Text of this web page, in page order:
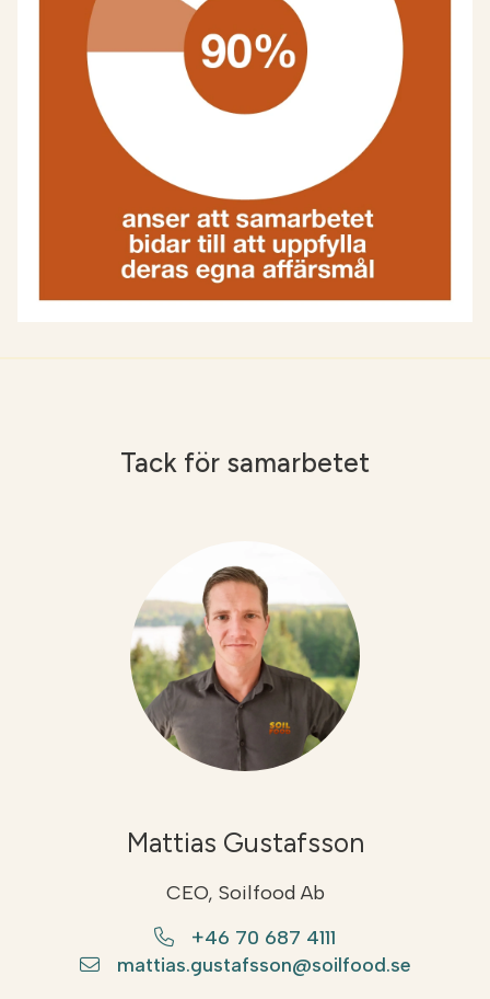
Tack för samarbetet
Mattias Gustafsson
CEO, Soilfood Ab
+46 70 687 4111
mattias.gustafsson@soilfood.se